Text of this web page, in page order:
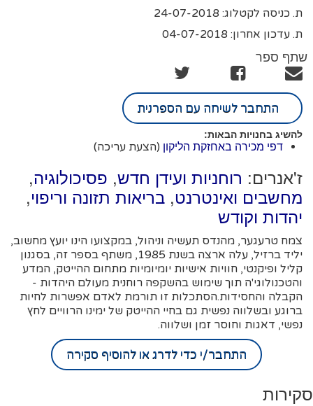
ת. כניסה לקטלוג: 24-07-2018
ת. עדכון אחרון: 04-07-2018
שתף ספר
התחבר לשיחה עם הספרנית
להשיג בחנויות הבאות:
דפי מכירה באחזקת הליקון (הצעת עריכה)
ז'אנרים: רוחניות ועידן חדש, פסיכולוגיה,
מחשבים ואינטרנט, בריאות תזונה וריפוי,
יהדות וקודש
צמח טרעגער, מהנדס תעשיה וניהול, במקצועו הינו יועץ מחשוב,
יליד ברזיל, עלה ארצה בשנת 1985, משתף בספר זה, בסגנון
קליל ופיקנטי, חוויות אישיות יומיומיות מתחום ההייטק, המדע
והטכנולוגי'ה תוך שימוש בהשקפה רוחנית מעולם היהדות -
הקבלה והחסידות.הסתכלות זו תורמת לאדם אפשרות לחיות
ברוגע ובשלווה נפשית גם בחיי ההייטק של ימינו הרוויים לחץ
נפשי, דאגות וחוסר זמן ושלווה.
התחבר/י כדי לדרג או להוסיף סקירה
סקירות